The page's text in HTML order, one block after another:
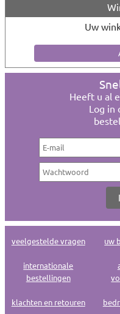
Uw
Heeft u al
Log in
veelgestelde vragen uw
internationale
bestellingen
klachten en retouren